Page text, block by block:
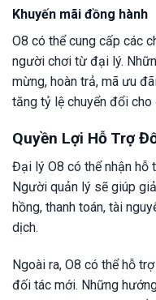
Khuyến mãi đồng hành
O8 có thể cung cấp các
người chơi từ đại lý.
mừng, hoàn trả, mã ưu
tăng tỷ lệ chuyển đổi cho
Quyền Lợi Hỗ Trợ
Đại lý O8 có thể nhận hỗ
Người quản lý sẽ giúp
hồng, thanh toán, tài
dịch.
Ngoài ra, O8 có thể hỗ
đối tác mới. Những